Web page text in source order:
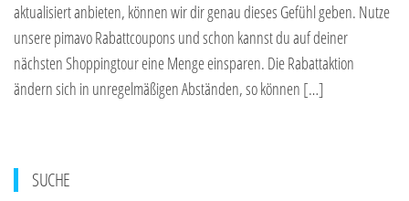
aktualisiert anbieten, können wir dir genau dieses Gefühl geben. Nutze
unsere pimavo Rabattcoupons und schon kannst du auf deiner
nächsten Shoppingtour eine Menge einsparen. Die Rabattaktion
ändern sich in unregelmäßigen Abständen, so können […]
SUCHE